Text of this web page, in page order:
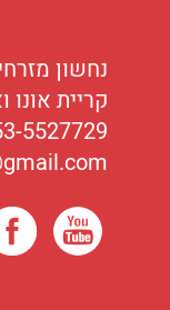
נחשון
קריית אונו
5527729